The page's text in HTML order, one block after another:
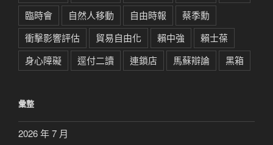
臨時會
自然人移動 自由時報
蔡季勳
衝擊影響評估
貿易自由化 賴中強
賴士葆
身心障礙
逕付二讀 連鎖店 馬蘇辯論 黑箱
彙整
2026 年 7 月